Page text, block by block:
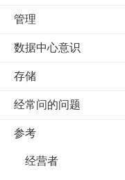
管理
数据中心意识
存储
经常问的问题
参考
经营者